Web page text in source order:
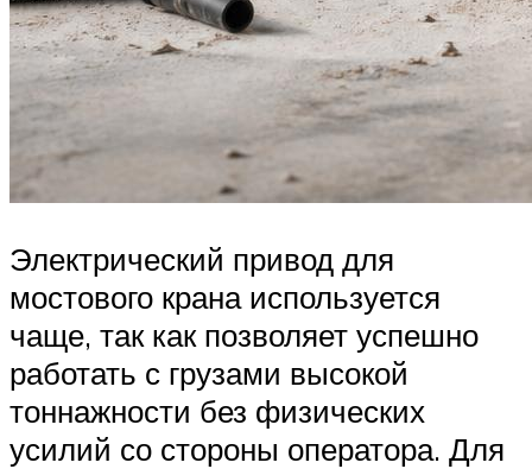
Электрический привод для
мостового крана используется
чаще, так как позволяет успешно
работать с грузами высокой
тоннажности без физических
усилий со стороны оператора. Для